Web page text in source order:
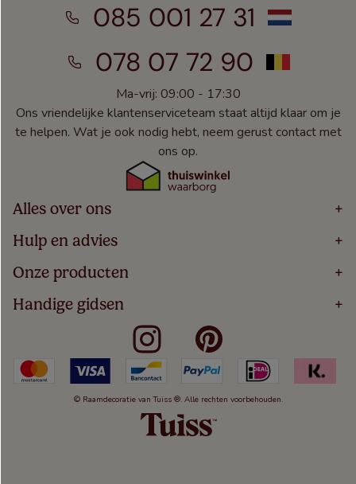
085 001 27 31
078 07 72 90
Ma-vrij: 09:00 - 17:30
Ons vriendelijke klantenserviceteam staat altijd klaar om je
te helpen. Wat je ook nodig hebt, neem gerust contact met
ons op.
Alles over ons +
Home
Over
Bestellen
Winacties
Veelgestelde Vragen
Hulp en advies +
Volg Je Bestelling
Levering
5 Jaar Garantie
Algemene Voorwaarden
Kindveiligheid
Cookies
Herroepingsrecht
Onze producten +
Houten Jaloezieën
Rolgordijnen
Verticale Jaloezieën
Duo Rolgordijnen
Duo Plisségordijnen
Handige gidsen +
Meten Voor Raamdecoratie
Badkamer Raamdecoratie
Slaapkamer Raamdecoratie
Keuken Raamdecoratie
De Jaloezieën Gids
Jaloezieënwoordenboek
© Raamdecoratie van Tuiss ®. Alle rechten voorbehouden.